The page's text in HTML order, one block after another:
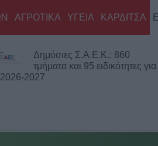
ΑΓΡΟΤΙΚΑ ΥΓΕΙΑ ΚΑΡΔΙΤΣΑ
Δημόσιες Σ.Α.Ε.Κ.: 860
τμήματα και 95 ειδικότητες για
2027